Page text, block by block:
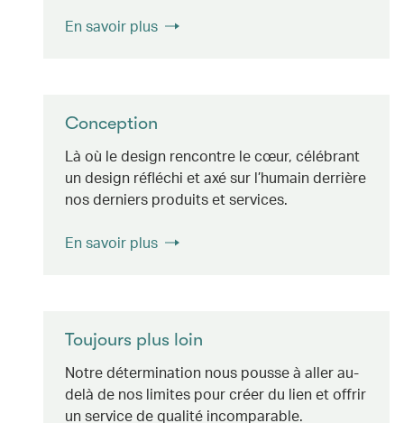
En savoir plus
Conception
Là où le design rencontre le cœur, célébrant
un design réfléchi et axé sur l’humain derrière
nos derniers produits et services.
En savoir plus
Toujours plus loin
Notre détermination nous pousse à aller au-
delà de nos limites pour créer du lien et offrir
un service de qualité incomparable.